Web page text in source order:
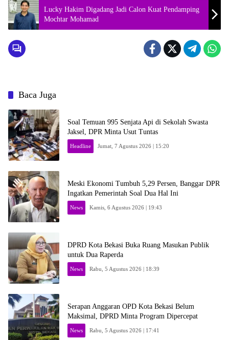
Lucky Hakim Digadang Jadi Calon Kuat Pendamping
Mochtar Mohamad
Baca Juga
Soal Temuan 995 Senjata Api di Sekolah Swasta
Jaksel, DPR Minta Usut Tuntas
Headline Jumat, 7 Agustus 2026 | 15:20
Meski Ekonomi Tumbuh 5,29 Persen, Banggar DPR
Ingatkan Pemerintah Soal Dua Hal Ini
News Kamis, 6 Agustus 2026 | 19:43
DPRD Kota Bekasi Buka Ruang Masukan Publik
untuk Dua Raperda
News Rabu, 5 Agustus 2026 | 18:39
Serapan Anggaran OPD Kota Bekasi Belum
Maksimal, DPRD Minta Program Dipercepat
News Rabu, 5 Agustus 2026 | 17:41